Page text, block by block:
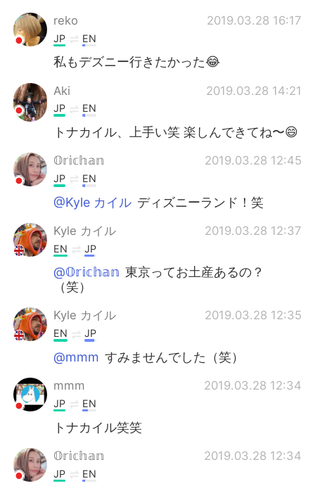
reko 2019.03.28 16:17
JP EN
私もデズニー行きたかった😂
Aki 2019.03.28 14:21
JP EN
トナカイル、上手い笑 楽しんできてね〜😄
𝕆𝕣𝕚𝕔𝕙𝕒𝕟 2019.03.28 12:45
JP EN
@Kyle カイル ディズニーランド！笑
Kyle カイル 2019.03.28 12:37
EN JP
@𝕆𝕣𝕚𝕔𝕙𝕒𝕟 東京ってお土産あるの？
（笑）
Kyle カイル 2019.03.28 12:35
EN JP
@mmm すみませんでした（笑）
mmm 2019.03.28 12:34
JP EN
トナカイル笑笑
𝕆𝕣𝕚𝕔𝕙𝕒𝕟 2019.03.28 12:34
JP EN